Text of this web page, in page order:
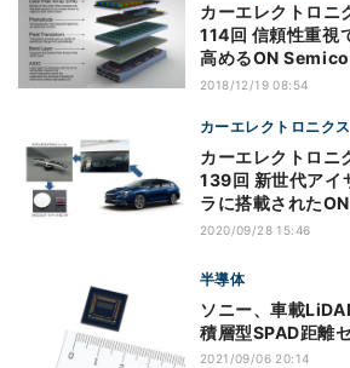
カーエレクトロニ
114回 信頼性重視
高めるON
2018/12/19 08:54
カーエレクトロニクス
カーエレクトロニ
139回 新世代アイ
ラに搭載された
サ
2020/09/28 15:46
半導体
ソニー、車載
積層型SPAD距離
2021/09/06 20:14